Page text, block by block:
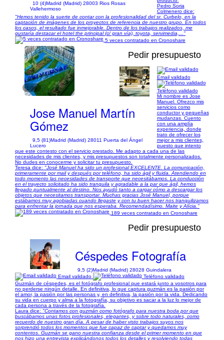
10 (4)Madrid (Madrid) 28003 Rios Rosas
Vallehermoso
Pedro Soria
Colmenero dice:
"Hemos tenido la suerte de contar con la profesionalidad del sr. Curbelo, en la
captación de imágenes de los proyectos de referencia de nuestro grupo. En todos
los casos, el resultado fue inmejorable. Dentro de los trabajos realizados, me
gustaría destacar el hotel the principal (c/ gran vía), toyota, servimedia,..."
5 veces contratado en Cronoshare
1/39
Pedir presupuesto
Jose Manuel Martín
Gómez
9,5 (81)Madrid (Madrid) 28011 Puerta del Ángel
Lucero
Email validado
Teléfono validado
Mi nombre es Jose
Manuel. Ofrezco mis
servicios como
conductor y pequeñas
mudanzas. Cuento
con una amplía
experiencia, donde
trato de ofrecer los
mejor a mis clientes,
puesto que intento
que este contesto con el servicio prestado. Me adapto a cada una de las
necesidades de mis clientes, y mis presupuestos son totalmente personalizados.
No dudes en conocerme y solicitar tu presupuesto.
Teresa dice: "José Manuel ha sido un profesional EXCELENTE. La comunicación,
primeramente por mail y después por teléfono, ha sido ágil y fluida. Atendiendo en
todo momento las necesidades de transporte que necesitábamos. La conducción
en el trayecto solicitado ha sido tranquila y agradable a la par que ágil, hemos
llegado puntualmente al destino. Nos ayudó tanto a cargar cómo a descargar los
objetos que necesitamos transportar. Muchas gracias José Manuel, porque
estábamos muy agobiadas cuando llegaste y con tu buen hacer nos tranquilizamos
para enfrentar la jornada que nos esperaba. Recomendadísimo. Maite y Alícia."
189 veces contratado en Cronoshare
Pedir presupuesto
Céspedes Fotografía
9,5 (2)Madrid (Madrid) 28028 Guindalera
Email validado
Teléfono validado
Guzmán de céspedes, es el fotógrafo profesional que estará junto a vosotros para
no perderse ningún detalle. En definitiva, lo que captura guzmán es la pasión por
el amor, la pasión por las personas y, en definitiva, la pasión por la vida. Dedicando
su vida en cuerpo y alma a la fotografía, su objetivo es sacar a la luz lo mejor de
cada persona a través de la fotografía.
Laura dice: "Contamos con guzmán como fotógrafo para nuestra boda por que
buscábamos unas fotos profesionales, elegantes, y sobre todo naturales, como
recuerdo de nuestro gran día. A pesar de haber visto trabajos suyos nos
sorprendió todos los momentos que fue capaz de captar y quedamos muy
contentos. Guzmán se gano nuestra confianza desde el primer momento en que
nos hizo una entrevista explicándonos todos los detalles y resolviendo todas